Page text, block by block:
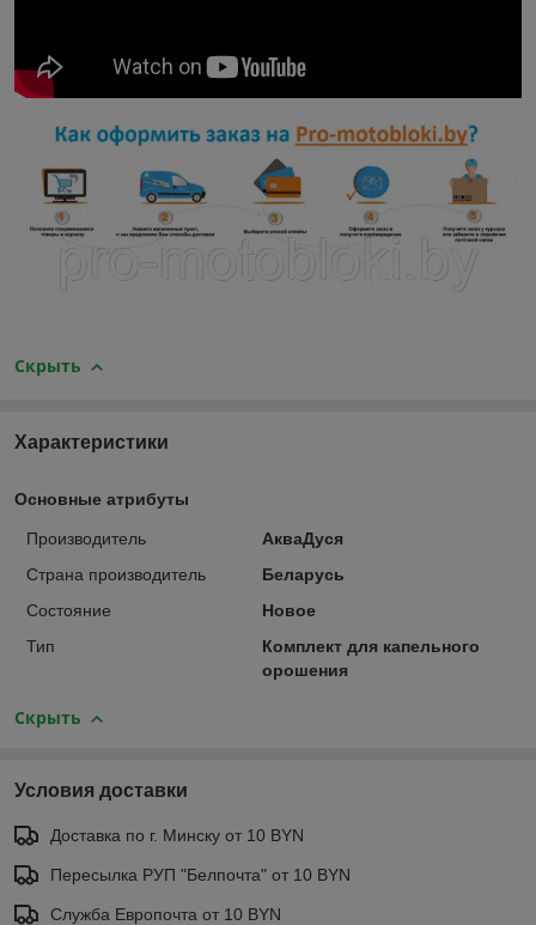
Скрыть
Характеристики
Основные атрибуты
Производитель
АкваДуся
Страна производитель
Беларусь
Состояние
Новое
Тип
Комплект для капельного
орошения
Скрыть
Условия доставки
Доставка по г. Минску от 10 BYN
Пересылка РУП "Белпочта" от 10 BYN
Служба Европочта от 10 BYN